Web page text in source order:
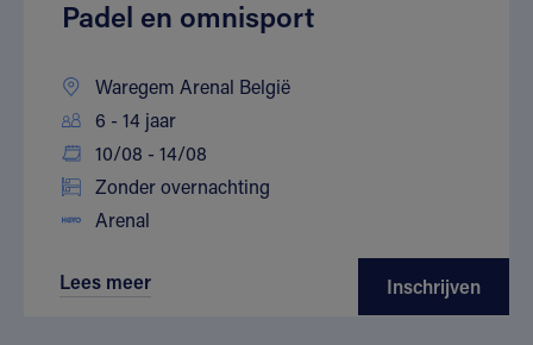
Padel en omnisport
Waregem Arenal België
6 - 14 jaar
10/08 - 14/08
Zonder overnachting
Arenal
Lees meer Inschrijven